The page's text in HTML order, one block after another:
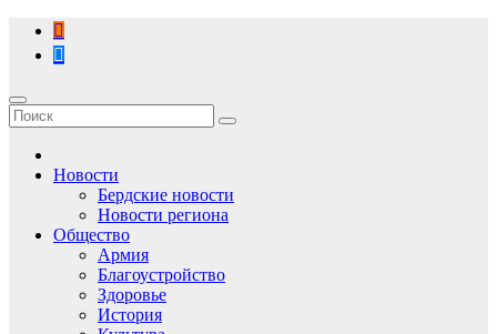
Перейти
содержимому
Новости
Бердские новости
Новости региона
Общество
Армия
Благоустройство
Здоровье
История